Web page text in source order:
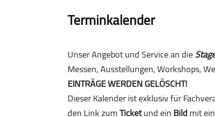
Terminkalender
Unser Angebot und Service an die
Messen, Ausstellungen, Workshops,
EINTRÄGE WERDEN GELÖSCHT!
Dieser Kalender ist exklusiv für
den Link zumTicketund einBildmit